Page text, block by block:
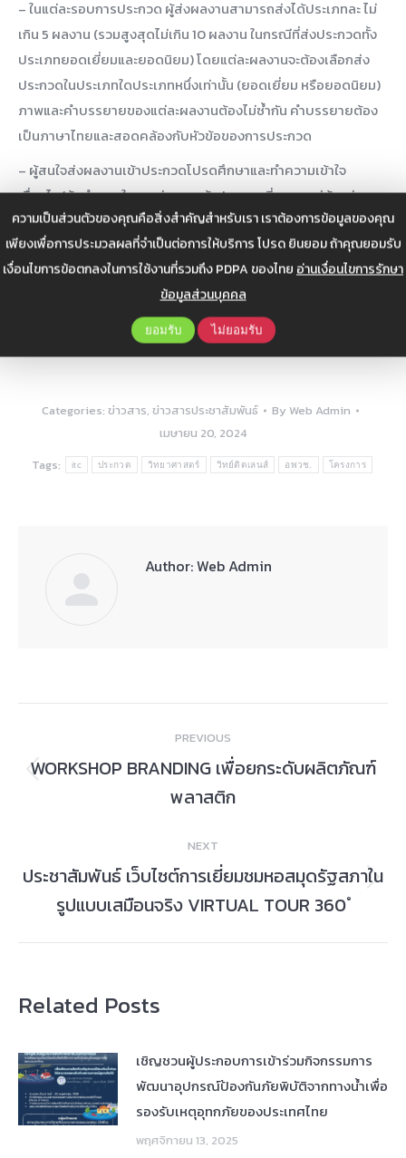
ความเป็นส่วนตัวของคุณคือสิ่งสำคัญสำหรับเรา เราต้องการข้อมูลของคุณ
เพียงเพื่อการประมวลผลที่จำเป็นต่อการให้บริการ โปรด ยินยอม ถ้าคุณยอมรับ
เงื่อนไขการข้อตกลงในการใช้งานที่รวมถึง PDPA ของไทย อ่านเงื่อนไขการรักษา
ข้อมูลส่วนบุคคล
ยอมรับ ไม่ยอมรับ
– ในแต่ละรอบการประกวด ผู้ส่งผลงานสามารถส่งได้ประเภทละ ไม่
เกิน 5 ผลงาน (รวมสูงสุดไม่เกิน 10 ผลงาน ในกรณีที่ส่งประกวดทั้ง
ประเภทยอดเยี่ยมและยอดนิยม) โดยแต่ละผลงานจะต้องเลือกส่ง
ประกวดในประเภทใดประเภทหนึ่งเท่านั้น (ยอดเยี่ยม หรือยอดนิยม)
ภาพและคำบรรยายของแต่ละผลงานต้องไม่ซ้ำกัน คำบรรยายต้อง
เป็นภาษาไทยและสอดคล้องกับหัวข้อของการประกวด
– ผู้สนใจส่งผลงานเข้าประกวดโปรดศึกษาและทำความเข้าใจ
เงื่อนไข/ข้อกำหนดในการส่งภาพเข้าประกวด ที่แสดงอยู่ด้านล่าง
ก่อนการส่งผลงานเข้าประกวดทุกครั้ง
ทั้งนี้ สามารถขอรายละเอียดเพิ่มเติมได้ที่ นางสาวแก้วนภา โพธิ นัก
สื่อสารวิทยาศาสตร์ Email:kaewnapha.p@nsm.or.th
เพิ่มเติมข้อมูลการประกวด:Science is out there “วิทย์ติดเลนส์”
– SCIENCE IS OUT THERE #วิทย์ติดเลนส์ (nsm.or.th)
Categories: ข่าวสาร, ข่าวสารประชาสัมพันธ์ By Web Admin
เมษายน 20, 2024
Tags:
itc ประกวด วิทยาศาสตร์ วิทย์ติดเลนส์ อพวช. โครงการ
Author:Web Admin
navigation
PREVIOUS
Previous
post:
WORKSHOP BRANDING เพื่อยกระดับผลิตภัณฑ์
พลาสติก
NEXT
Next
post:
ประชาสัมพันธ์ เว็บไซต์การเยี่ยมชมหอสมุดรัฐสภาใน
รูปแบบเสมือนจริง VIRTUAL TOUR 360 ํ
Related Posts
เชิญชวนผู้ประกอบการเข้าร่วมกิจกรรมการ
พัฒนาอุปกรณ์ป้องกันภัยพิบัติจากทางน้ำเพื่อ
รองรับเหตุอุทกภัยของประเทศไทย
พฤศจิกายน 13, 2025